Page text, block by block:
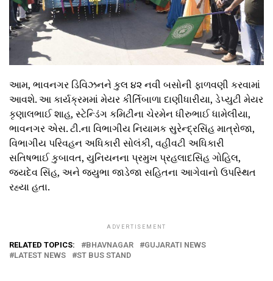
આમ, ભાવનગર ડિવિઝનને કુલ ૪૨ નવી બસોની ફાળવણી કરવામાં
આવશે. આ કાર્યક્રમમાં મેયર કીર્તિબાળા દાણીધારીયા, ડેપ્યુટી મેયર
કૃણાલભાઈ શાહ, સ્ટેન્ડિંગ કમિટીના ચેરમેન ધીરુભાઈ ધામેલીયા,
ભાવનગર એસ. ટી.ના વિભાગીય નિયામક સુરેન્દ્રસિંહ માત્રોજા,
વિભાગીય પરિવહન અધિકારી સોલંકી, વહીવટી અધિકારી
સતિષભાઈ કુબાવત, યુનિયનના પ્રમુખ પ્રહલાદસિંહ ગોહિલ,
જયદેવ સિંહ, અને જયુભા જાડેજા સહિતના આગેવાનો ઉપસ્થિત
રહ્યા હતા.
ADVERTISEMENT
RELATED TOPICS: BHAVNAGAR
GUJARATI NEWS
LATEST NEWS
ST BUS STAND